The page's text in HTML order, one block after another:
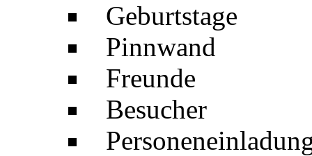
Geburtstage
Pinnwand
Freunde
Besucher